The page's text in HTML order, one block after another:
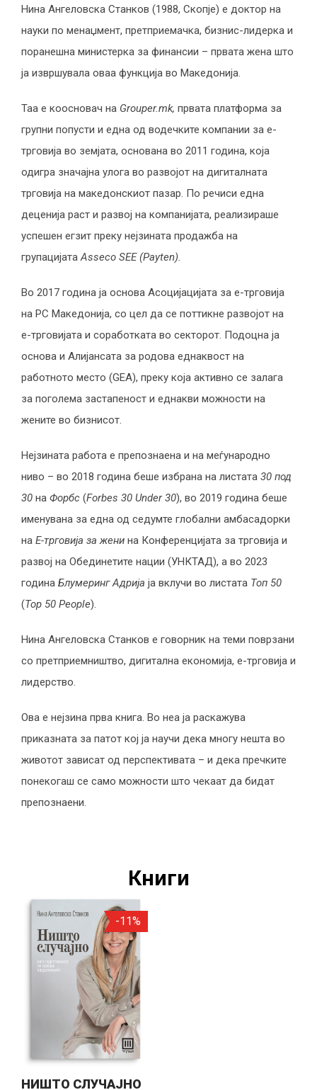
Нина Ангеловска Станков (1988, Скопје) е доктор на
науки по менаџмент, претприемачка, бизнис-лидерка и
поранешна министерка за финансии – првата жена што
ја извршувала оваа функција во Македонија.
Таа е коосновач на Grouper.mk, првата платформа за
групни попусти и една од водечките компании за е-
трговија во земјата, основана во 2011 година, која
одигра значајна улога во развојот на дигиталната
трговија на македонскиот пазар. По речиси една
деценија раст и развој на компанијата, реализираше
успешен егзит преку нејзината продажба на
групацијатаAsseco SEE (Payten).
Во 2017 година ја основа Асоцијацијата за е-трговија
на РС Македонија, со цел да се поттикне развојот на
е-трговијата и соработката во секторот. Подоцна ја
основа и Алијансата за родова еднаквост на
работното место (GEA), преку која активно се залага
за поголема застапеност и еднакви можности на
жените во бизнисот.
Нејзината работа е препознаена и на меѓународно
ниво – во 2018 година беше избрана на листата 30 под
30 на Форбс (Forbes 30 Under 30), во 2019 година беше
именувана за една од седумте глобални амбасадорки
на Е-трговија за жени на Конференцијата за трговија и
развој на Обединетите нации (УНКТАД), а во 2023
година Блумеринг Адрија ја вклучи во листата Топ 50
(Top 50 People).
Нина Ангеловска Станков е говорник на теми поврзани
со претприемништво, дигитална економија, е-трговија и
лидерство.
Ова е нејзина прва книга. Во неа ја раскажува
приказната за патот кој ја научи дека многу нешта во
животот зависат од перспективата – и дека пречките
понекогаш се само можности што чекаат да бидат
препознаени.
Книги
-11%
НИШТО СЛУЧАЈНО